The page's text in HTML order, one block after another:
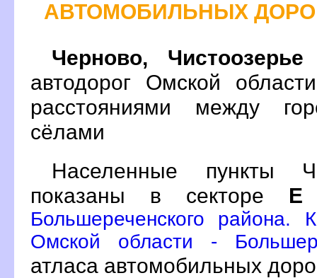
АВТОМОБИЛЬНЫХ
Черново, Чистоозерье
автодорог Омской
расстояниями между
сёлами
Населенные пункты
показаны в секторе Е
Большереченского района.
Омской области -
атласа автомобильных